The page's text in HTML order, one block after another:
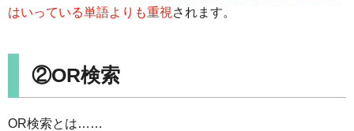
はいっている単語よりも重視 されます。
②OR検索
OR検索とは……